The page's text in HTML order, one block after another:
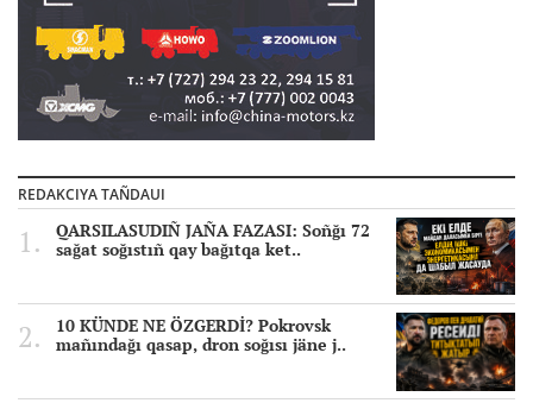
REDAKCIYA TAÑDAUI
QARSILASUDIÑ JAÑA FAZASI: Soñğı 72
sağat soğıstıñ qay bağıtqa ket..
10 KÜNDE NE ÖZGERDİ? Pokrovsk
mañındağı qasap, dron soğısı jäne j..